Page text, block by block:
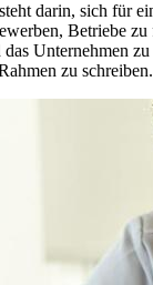
darin, sich für
Betriebe zu
Unternehmen
zu schreiben.